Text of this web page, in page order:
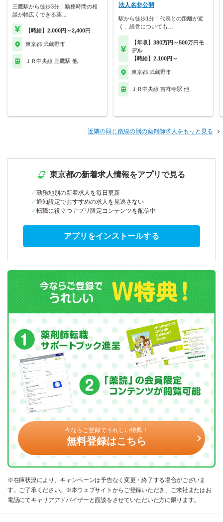
三鷹駅から徒歩3分！勤務時間の相
談が幅広くできる薬…
【時給】2,000円～2,400円
東京都 武蔵野市
ＪＲ中央線 三鷹駅 他
法人名非公開
駅から徒歩1分！代表との距離が近
く、経営についても…
【年収】380万円～500万円モ
デル
【時給】2,100円～
東京都 武蔵野市
ＪＲ中央線 吉祥寺駅 他
近隣の同じ路線の別の薬剤師求人をもっと見る
東京都の新着求人情報をアプリで見る
勤務地別の新着求人を毎日更新
通知設定でおすすめの求人を見逃さない
転職に役立つアプリ限定コンテンツを配信中
アプリをインストールする
今ならご登録でうれしい特典！
無料登録はこちら
※在庫状況により、キャンペーンは予告なく変更・終了する場合がございま
す。ご了承ください。※本ウェブサイトからご登録いただき、ご来社またはお
電話にてキャリアアドバイザーと面談をさせていただいた方に限ります。